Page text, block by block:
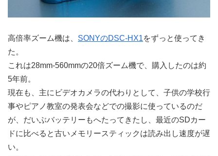
高倍率ズーム機は、 SONYのDSC-HX1をずっと使ってき
た。
これは28mm-560mmの20倍ズーム機で、購入したのは約
5年前。
現在も、主にビデオカメラの代わりとして、子供の学校行
事やピアノ教室の発表会などでの撮影に使っているのだ
が、だいぶバッテリーもへたってきたし、最近のSDカー
ドに比べると古いメモリースティックは読み出し速度が遅
い。